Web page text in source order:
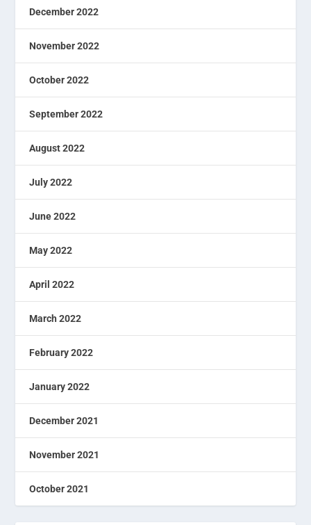
December 2022
November 2022
October 2022
September 2022
August 2022
July 2022
June 2022
May 2022
April 2022
March 2022
February 2022
January 2022
December 2021
November 2021
October 2021